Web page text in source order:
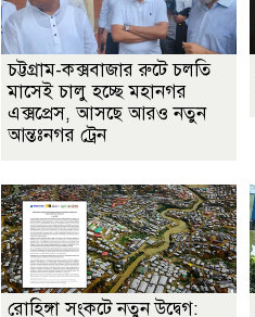
চট্টগ্রাম-কক্সবাজার রুটে চলতি
মাসেই চালু হচ্ছে মহানগর
এক্সপ্রেস, আসছে আরও নতুন
আন্তঃনগর ট্রেন
রোহিঙ্গা সংকটে নতুন উদ্বেগ: